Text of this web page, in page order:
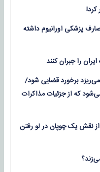
پزشکی اورانیوم داشته
برخورد قضایی شود/
که از جزئیات مذاکرات
نقش یک چوپان در لو رفتن